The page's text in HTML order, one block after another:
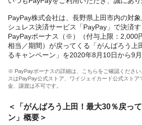
PayPay株式会社は、長野県上田市内の対
シュレス決済サービス「PayPay」で決済
PayPayボーナス（※）（付与上限：2,000
相当／期間）が戻ってくる「がんばろう上
るキャンペーン」を2020年8月10日から9
※ PayPayボーナスの詳細は、こちらをご確認くださ
スはPayPay公式ストア、ワイジェイカード公式ストア
金、譲渡は不可です。
＜「がんばろう上田！最大30％戻っ
ン」概要＞